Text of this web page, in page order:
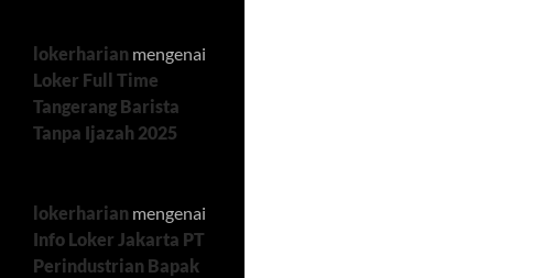
lokerharian mengenai
Loker Full Time
Tangerang Barista
Tanpa Ijazah 2025
lokerharian mengenai
Info Loker Jakarta PT
Perindustrian Bapak